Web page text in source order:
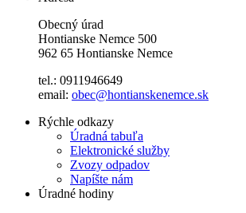
Obecný úrad
Hontianske Nemce 500
962 65 Hontianske Nemce
tel.: 0911946649
email: obec@hontianskenemce.sk
Rýchle odkazy
Úradná tabuľa
Elektronické služby
Zvozy odpadov
Napíšte nám
Úradné hodiny